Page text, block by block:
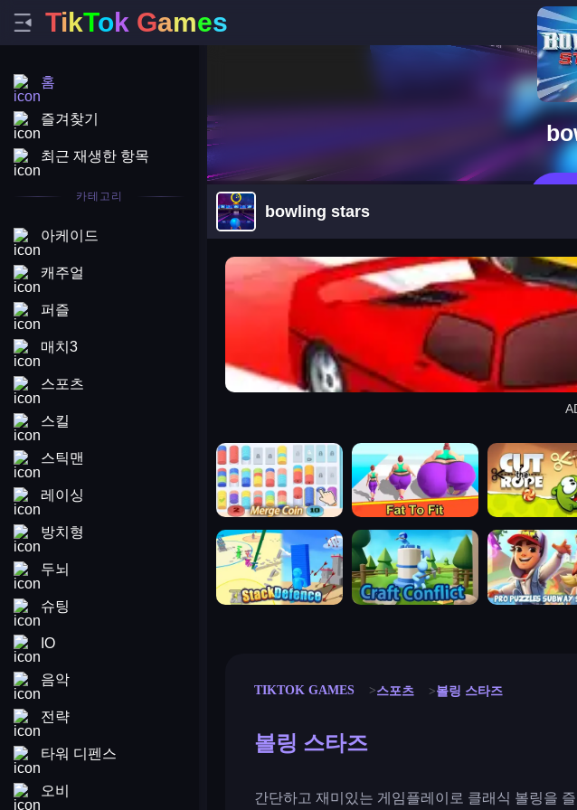
TikTok Games
홈
즐겨찾기
최근 재생한 항목
카테고리
아케이드
캐주얼
퍼즐
매치3
스포츠
스킬
스틱맨
레이싱
방치형
두뇌
슈팅
IO
음악
전략
타워 디펜스
오비
bowling stars
arena king
merge coin fat to fit cut the rope
stack defence craft conflict subway
TIKTOK GAMES 스포츠 볼링 스타즈
볼링 스타즈
간단하고 재미있는 게임플레이로 클래식 볼링을